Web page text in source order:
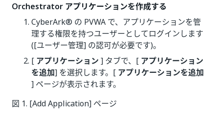
Orchestrator アプリケーションを作成する
CyberArk® の PVWA で、アプリケーションを管
理する権限を持つユーザーとしてログインします
([ユーザー管理] の認可が必要です)。
[ アプリケーション ] タブで、[ アプリケーション
を追加] を選択します。[ アプリケーションを追加
] ページが表示されます。
図 1. [Add Application] ページ